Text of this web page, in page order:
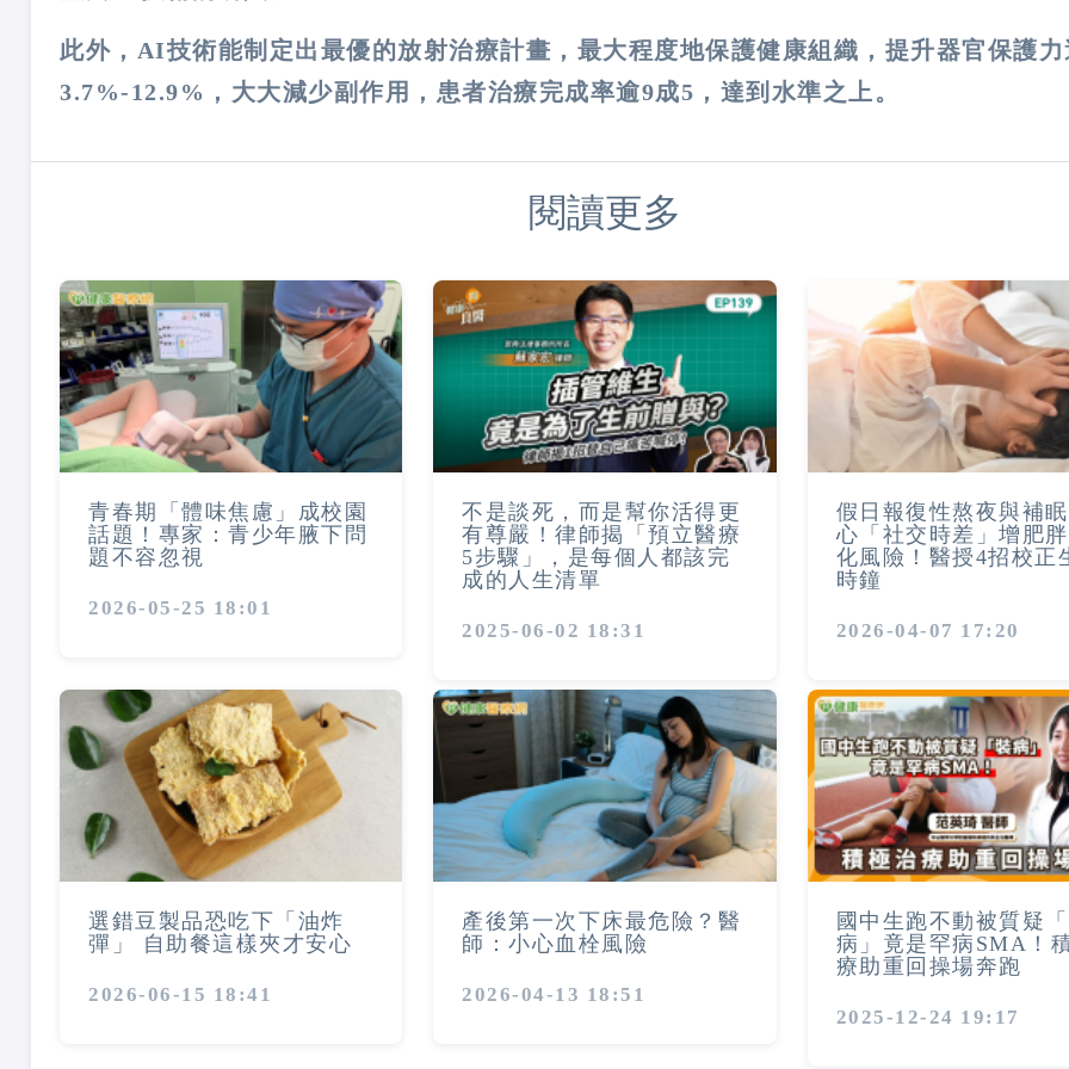
此外，AI技術能制定出最優的放射治療計畫，最大程度地保護健康組織，提升器官保護力
3.7%-12.9%，大大減少副作用，患者治療完成率逾9成5，達到水準之上。
閱讀更多
青春期「體味焦慮」成校園
話題！專家：青少年腋下問
題不容忽視
2026-05-25 18:01
不是談死，而是幫你活得更
有尊嚴！律師揭「預立醫療
5步驟」，是每個人都該完
成的人生清單
2025-06-02 18:31
假日報復性熬夜與補
心「社交時差」增肥
化風險！醫授4招校正
時鐘
2026-04-07 17:20
選錯豆製品恐吃下「油炸
彈」 自助餐這樣夾才安心
2026-06-15 18:41
產後第一次下床最危險？醫
師：小心血栓風險
2026-04-13 18:51
國中生跑不動被質疑
病」竟是罕病SMA！
療助重回操場奔跑
2025-12-24 19:17